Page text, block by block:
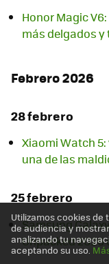
Honor Magic
más delgados y
Febrero 2026
28 febrero
Xiaomi Watch
una de las
25 febrero
Samsung
Unpacked 2026
Utilizamos cookies
de audiencia y
analizando tu
aceptando su uso.